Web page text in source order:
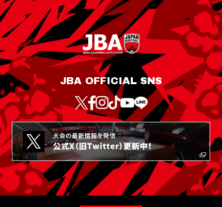
JBA OFFICIAL SNS